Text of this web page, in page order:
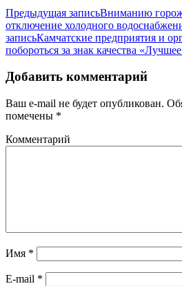
Предыдущая записьВниманию
отключение холодного
записьКамчатские предприятия и
побороться за знак качества
Добавить комментарий
Ваш e-mail не будет опубликован.
помечены *
Комментарий
Имя *
E-mail *